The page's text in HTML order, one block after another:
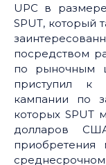
UPC в
SPUT, который
посредством
по рыночным
приступил к
кампании по
которых SPUT
долларов
приобретения